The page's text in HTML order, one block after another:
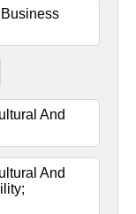
And
And